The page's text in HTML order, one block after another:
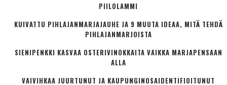
PIILOLAMMI
KUIVATTU PIHLAJANMARJAJAUHE JA 9 MUUTA IDEAA, MITÄ TEHDÄ
PIHLAJANMARJOISTA
SIENIPENKKI KASVAA OSTERIVINOKKAITA VAIKKA MARJAPENSAAN
ALLA
VAIVIHKAA JUURTUNUT JA KAUPUNGINOSA­IDENTIFIOITUNUT